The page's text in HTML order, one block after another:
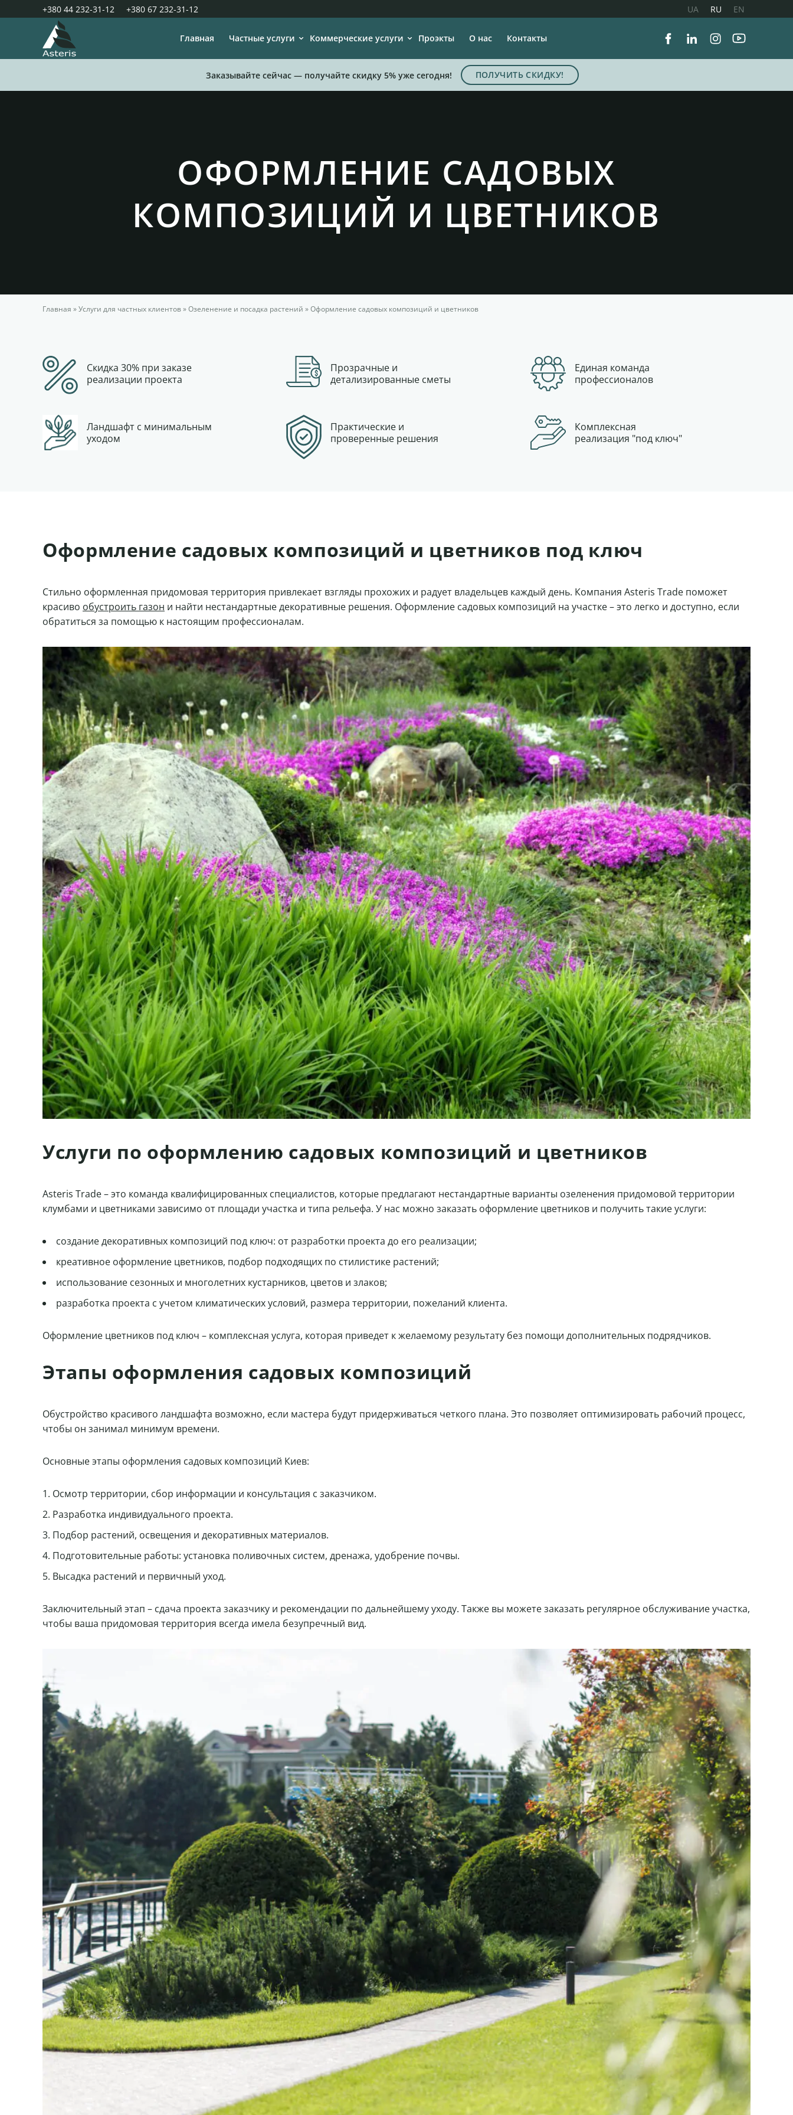
+380 44 232-31-12 +380 67 232-31-12 UA RU EN
Главная Частные услуги Коммерческие услуги Проэкты О нас Контакты FacebookLinkedinInstagramYoutube
Заказывайте сейчас — получайте скидку 5% уже сегодня! ПОЛУЧИТЬ СКИДКУ!
ОФОРМЛЕНИЕ САДОВЫХ
КОМПОЗИЦИЙ И ЦВЕТНИКОВ
Главная »Услуги для частных клиентов»Озеленение и посадка растений »Оформление садовых композиций и цветников
Скидка 30% при заказе
реализации проекта
Прозрачные и
детализированные сметы
Единая команда
профессионалов
Ландшафт с минимальным
уходом
Практические и
проверенные решения
Комплексная
реализация "под ключ"
Оформление садовых композиций и цветников под ключ
Стильно оформленная придомовая территория привлекает взгляды прохожих и радует владельцев каждый день. Компания Asteris Trade поможет
красиво обустроить газон и найти нестандартные декоративные решения. Оформление садовых композиций на участке – это легко и доступно, если
обратиться за помощью к настоящим профессионалам.
Услуги по оформлению садовых композиций и цветников
Asteris Trade – это команда квалифицированных специалистов, которые предлагают нестандартные варианты озеленения придомовой территории
клумбами и цветниками зависимо от площади участка и типа рельефа. У нас можно заказать оформление цветников и получить такие услуги:
создание декоративных композиций под ключ: от разработки проекта до его реализации;
креативное оформление цветников, подбор подходящих по стилистике растений;
использование сезонных и многолетних кустарников, цветов и злаков;
разработка проекта с учетом климатических условий, размера территории, пожеланий клиента.
Оформление цветников под ключ – комплексная услуга, которая приведет к желаемому результату без помощи дополнительных подрядчиков.
Этапы оформления садовых композиций
Обустройство красивого ландшафта возможно, если мастера будут придерживаться четкого плана. Это позволяет оптимизировать рабочий процесс,
чтобы он занимал минимум времени.
Основные этапы оформления садовых композиций Киев:
Осмотр территории, сбор информации и консультация с заказчиком.
Разработка индивидуального проекта.
Подбор растений, освещения и декоративных материалов.
Подготовительные работы: установка поливочных систем, дренажа, удобрение почвы.
Высадка растений и первичный уход.
Заключительный этап – сдача проекта заказчику и рекомендации по дальнейшему уходу. Также вы можете заказать регулярное обслуживание участка,
чтобы ваша придомовая территория всегда имела безупречный вид.